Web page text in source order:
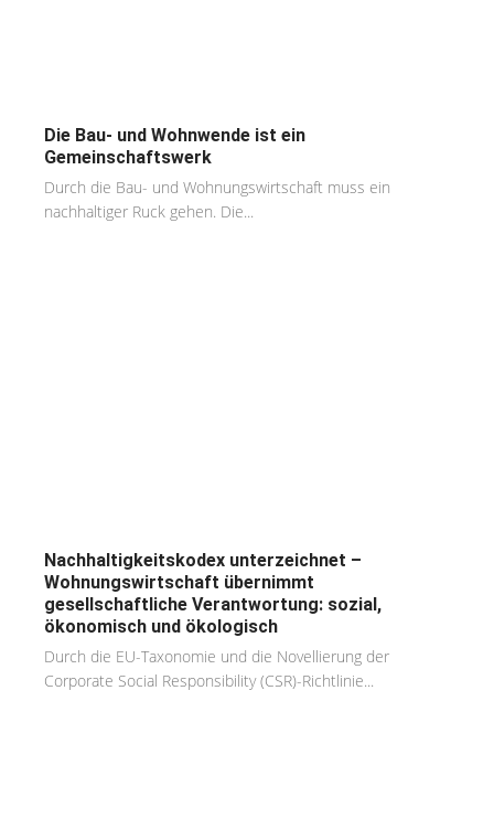
Die Bau- und Wohnwende ist ein
Gemeinschaftswerk
Durch die Bau- und Wohnungswirtschaft muss ein
nachhaltiger Ruck gehen. Die...
Nachhaltigkeitskodex unterzeichnet –
Wohnungswirtschaft übernimmt
gesellschaftliche Verantwortung: sozial,
ökonomisch und ökologisch
Durch die EU-Taxonomie und die Novellierung der
Corporate Social Responsibility (CSR)-Richtlinie...